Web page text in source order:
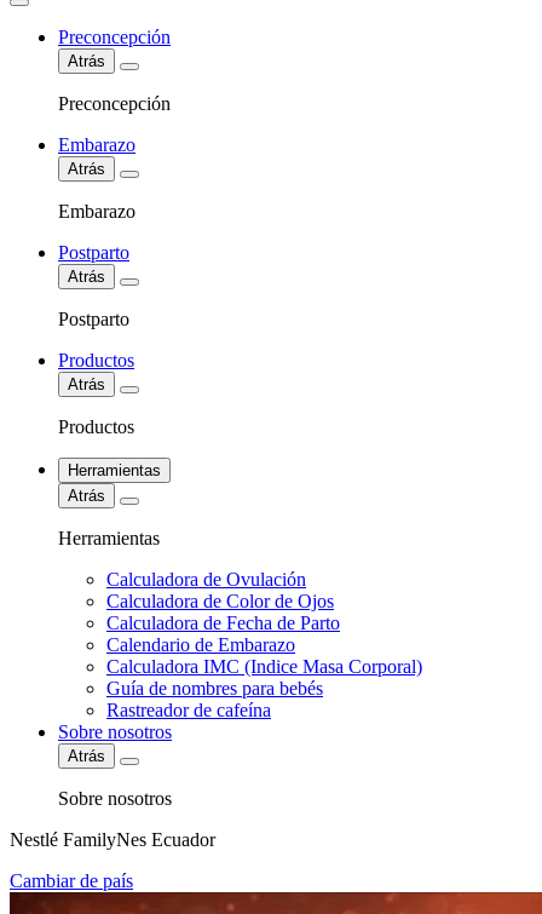
Preconcepción
Atrás
Preconcepción
Embarazo
Atrás
Embarazo
Postparto
Atrás
Postparto
Productos
Atrás
Productos
Herramientas
Atrás
Herramientas
Calculadora de Ovulación
Calculadora de Color de Ojos
Calculadora de Fecha de Parto
Calendario de Embarazo
Calculadora IMC (Indice Masa Corporal)
Guía de nombres para bebés
Rastreador de cafeína
Sobre nosotros
Atrás
Sobre nosotros
Nestlé FamilyNes Ecuador
Cambiar de país